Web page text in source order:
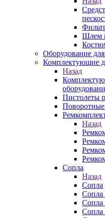
Шлем
Оборудование
Комплектующие
Назад
Пистолеты
Назад
Сопла
Назад
Сопла
Сопла
Сопла